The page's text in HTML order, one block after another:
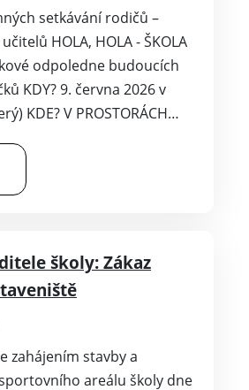
setkávání rodičů –
HOLA, HOLA - ŠKOLA
odpoledne budoucích
KDY? 9. června 2026 v
KDE? V PROSTORÁCH…
školy: Zákaz
zahájením stavby a
areálu školy dne